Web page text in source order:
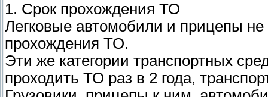
1. Срок прохождения ТО
Легковые автомобили и прицепы
прохождения ТО.
Эти же категории транспортных
проходить ТО раз в 2 года,